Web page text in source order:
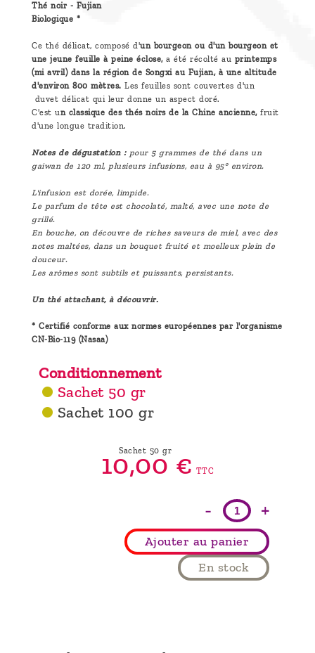
Thé noir - Fujian
Biologique *
Ce thé délicat, composé d'un bourgeon ou d'un bourgeon et
une jeune feuille à peine éclose,a été récolté au printemps
(mi avril) dans la région de Songxi au Fujian, à une altitude
d'environ 800 mètres. Les feuilles sont couvertes d'un
duvet délicat qui leur donne un aspect doré.
C'est un classique des thés noirs de la Chine ancienne,fruit
d'une longue tradition.
Notes de dégustation : pour 5 grammes de thé dans un
gaiwan de 120 ml, plusieurs infusions, eau à 95° environ.
L'infusion est dorée, limpide.
Le parfum de tête est chocolaté, malté, avec une note de
grillé.
En bouche, on découvre de riches saveurs de miel, avec des
notes maltées, dans un bouquet fruité et moelleux plein de
douceur.
Les arômes sont subtils et puissants, persistants.
Un thé attachant, à découvrir.
* Certifié conforme aux normes européennes par l'organisme
CN-Bio-119 (Nasaa)
Conditionnement
Sachet 50 gr
Sachet 100 gr
Sachet 50 gr
10,00€ TTC
- +
Ajouter au panier
En stock